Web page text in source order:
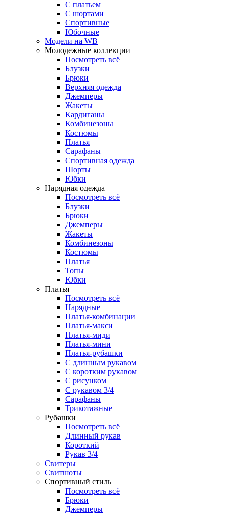
С платьем
С шортами
Спортивные
Юбочные
Модели на WB
Молодежные коллекции
Посмотреть всё
Блузки
Брюки
Верхняя одежда
Джемперы
Жакеты
Кардиганы
Комбинезоны
Костюмы
Платья
Сарафаны
Спортивная одежда
Шорты
Юбки
Нарядная одежда
Посмотреть всё
Блузки
Брюки
Джемперы
Жакеты
Комбинезоны
Костюмы
Платья
Топы
Юбки
Платья
Посмотреть всё
Нарядные
Платья-комбинации
Платья-макси
Платья-миди
Платья-мини
Платья-рубашки
С длинным рукавом
С коротким рукавом
С рисунком
С рукавом 3/4
Сарафаны
Трикотажные
Рубашки
Посмотреть всё
Длинный рукав
Короткий
Рукав 3/4
Свитеры
Свитшоты
Спортивный стиль
Посмотреть всё
Брюки
Джемперы